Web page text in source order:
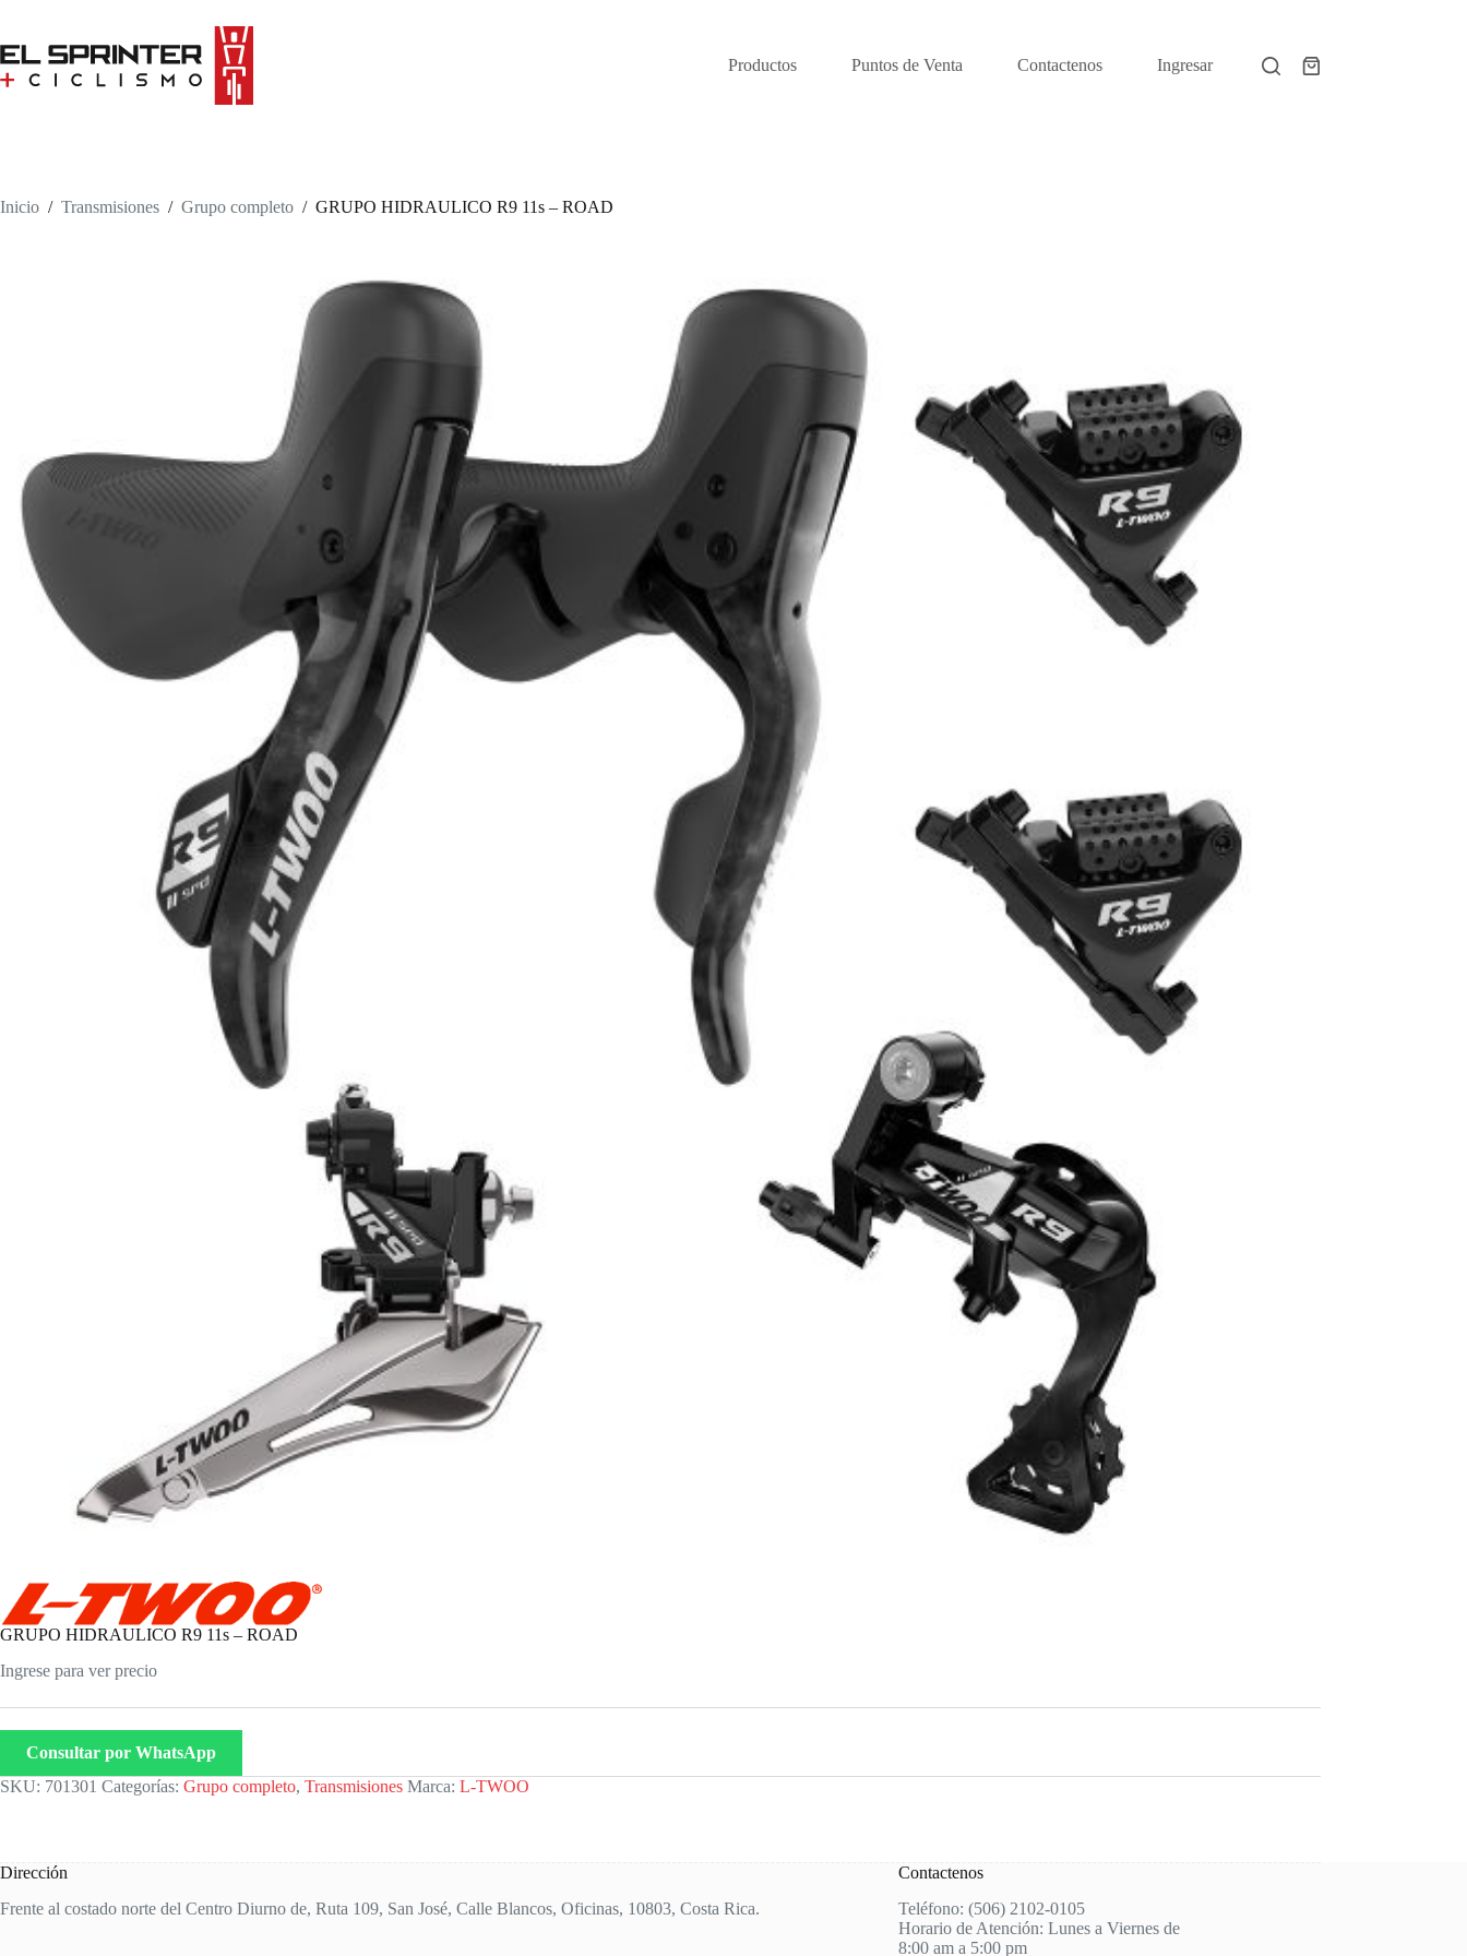
content
Productos
Puntos de Venta Contactenos Ingresar
Shopping
Inicio / Transmisiones / Grupo completo / GRUPO HIDRAULICO R9 11s – ROAD
GRUPO HIDRAULICO R9 11s – ROAD
Ingrese para ver precio
Consultar por WhatsApp
SKU: 701301 Categorías: Grupo completo, Transmisiones Marca: L-TWOO
Dirección
Frente al costado norte del Centro Diurno de, Ruta 109, San José, Calle Blancos, Oficinas, 10803, Costa Rica.
Contactenos
Teléfono: (506) 2102-0105
Horario de Atención: Lunes a Viernes de
8:00 am a 5:00 pm